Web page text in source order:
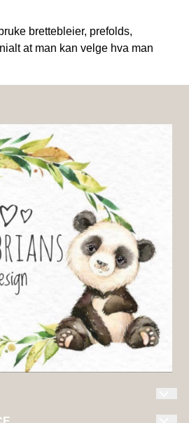
brettebleier, prefolds,
at man kan velge hva man